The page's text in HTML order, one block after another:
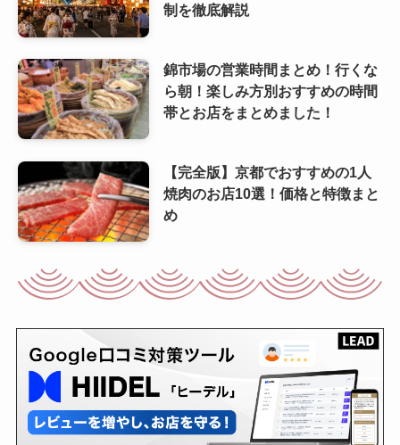
制を徹底解説
錦市場の営業時間まとめ！行くな
ら朝！楽しみ方別おすすめの時間
帯とお店をまとめました！
【完全版】京都でおすすめの1人
焼肉のお店10選！価格と特徴まと
め